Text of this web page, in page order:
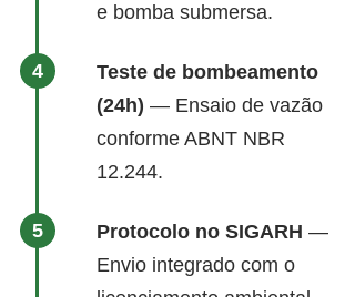
e bomba submersa.
Teste de bombeamento
(24h) — Ensaio de vazão
conforme ABNT NBR
12.244.
Protocolo no SIGARH —
Envio integrado com o